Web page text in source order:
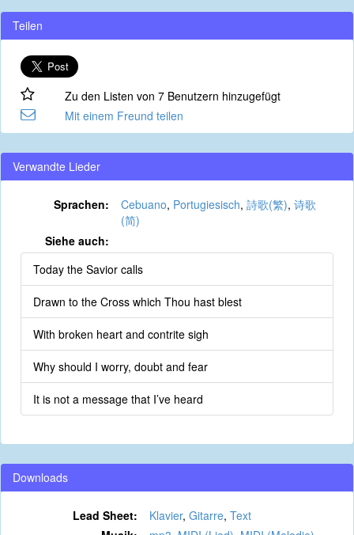
Teilen
Zu den Listen von 7 Benutzern hinzugefügt
Mit einem Freund teilen
Verwandte Lieder
Sprachen: Cebuano, Portugiesisch, 詩歌(繁), 诗歌
(简)
Siehe auch:
Today the Savior calls
Drawn to the Cross which Thou hast blest
With broken heart and contrite sigh
Why should I worry, doubt and fear
It is not a message that I’ve heard
Downloads
Lead Sheet: Klavier, Gitarre, Text